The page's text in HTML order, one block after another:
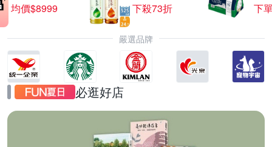
均價$8999
下殺73折
下
嚴選品牌
必逛好店